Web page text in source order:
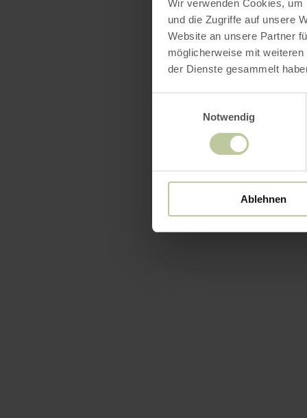
Wir verwenden Cookies,
und die Zugriffe auf unsere
Website an unsere Partner
möglicherweise mit
der Dienste gesammelt
Notwendig
Ablehnen